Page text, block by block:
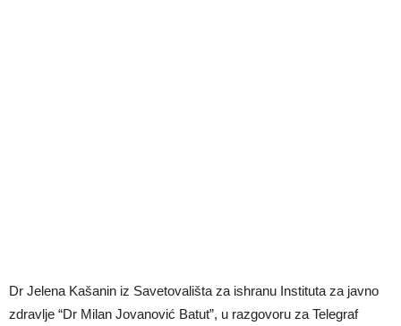
Dr Jelena Kašanin iz Savetovališta za ishranu Instituta za javno
zdravlje “Dr Milan Jovanović Batut”, u razgovoru za Telegraf